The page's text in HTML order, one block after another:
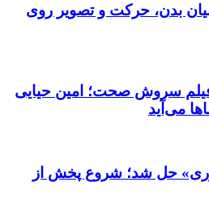
بیان بدن، حرکت و تصویر روی
فیلم سروش صحت؛ امین حیایی
می‌آید
حل شد؛ شروع پخش از